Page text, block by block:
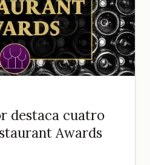
destaca cuatro
Awards